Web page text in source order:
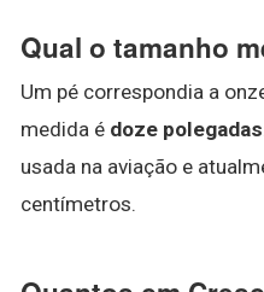
Qual o tamanho
Um pé correspondia a
medida é doze polegadas
usada na aviação e
centímetros.